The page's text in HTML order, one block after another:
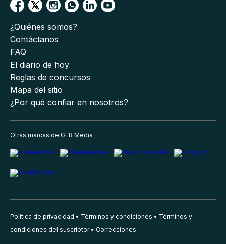
¿Quiénes somos?
Contáctanos
FAQ
El diario de hoy
Reglas de concursos
Mapa del sitio
¿Por qué confiar en nosotros?
Otras marcas de GFR Media
Política de privacidad Términos y condiciones
Términos y
condiciones del suscriptor
Correcciones